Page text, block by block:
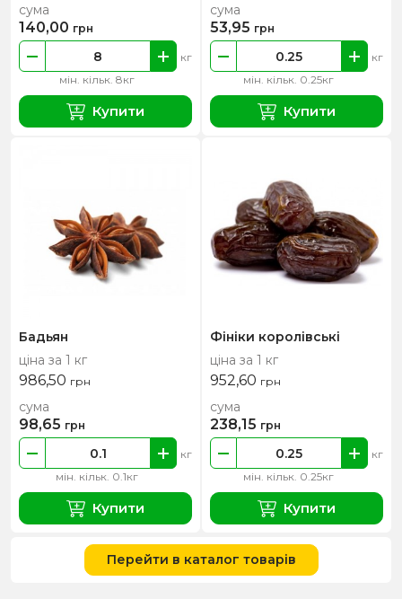
мін. кільк. 8кг
кг
сума
140,00 грн
Купити
мін. кільк. 0.25кг
кг
сума
53,95 грн
Купити
Бадьян
ціна за 1 кг
986,50 грн
мін. кільк. 0.1кг
кг
сума
98,65 грн
Купити
Фініки королівські
ціна за 1 кг
952,60 грн
мін. кільк. 0.25кг
кг
сума
238,15 грн
Купити
Перейти в каталог товарів